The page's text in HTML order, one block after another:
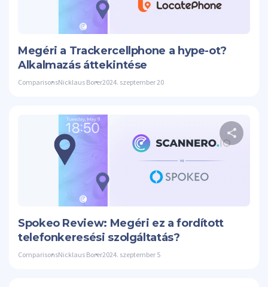
Megéri a Trackercellphone a hype-ot?
Alkalmazás áttekintése
ComparisonsNicklaus Borer2024. szeptember 20
Spokeo Review: Megéri ez a fordított
telefonkeresési szolgáltatás?
ComparisonsNicklaus Borer2024. szeptember 5